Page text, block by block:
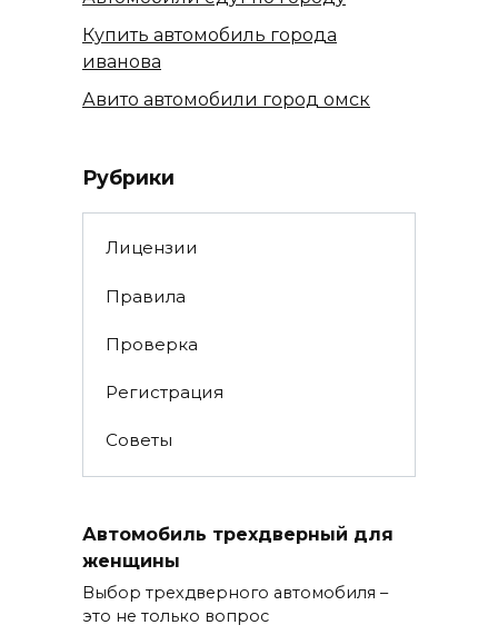
Купить автомобиль города
иванова
Авито автомобили город омск
Рубрики
Лицензии
Правила
Проверка
Регистрация
Советы
Автомобиль трехдверный для
женщины
Выбор трехдверного автомобиля –
это не только вопрос